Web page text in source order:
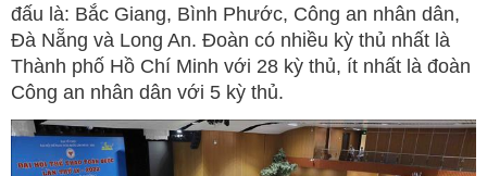
đấu là: Bắc Giang, Bình Phước, Công an nhân dân,
Đà Nẵng và Long An. Đoàn có nhiều kỳ thủ nhất là
Thành phố Hồ Chí Minh với 28 kỳ thủ, ít nhất là đoàn
Công an nhân dân với 5 kỳ thủ.